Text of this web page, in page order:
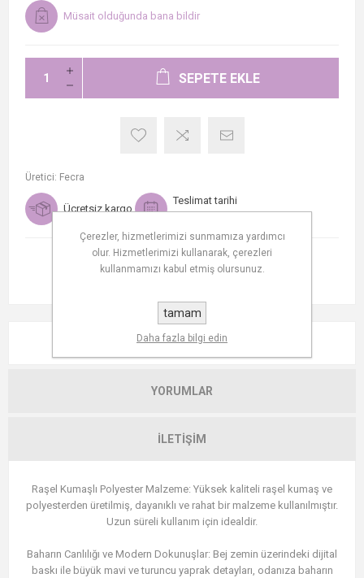
Müsait olduğunda bana bildir
SEPETE EKLE
Üretici: Fecra
Ücretsiz kargo
Teslimat tarihi
AÇIKLAMA
YORUMLAR
İLETIŞIM
Raşel Kumaşlı Polyester Malzeme: Yüksek kaliteli raşel kumaş ve
polyesterden üretilmiş, dayanıklı ve rahat bir malzeme kullanılmıştır.
Uzun süreli kullanım için idealdir.
Baharın Canlılığı ve Modern Dokunuşlar: Bej zemin üzerindeki dijital
baskı ile büyük mavi ve turuncu yaprak detayları, odanıza baharın
Çerezler, hizmetlerimizi sunmamıza yardımcı
olur. Hizmetlerimizi kullanarak, çerezleri
kullanmamızı kabul etmiş olursunuz.
tamam
Daha fazla bilgi edin